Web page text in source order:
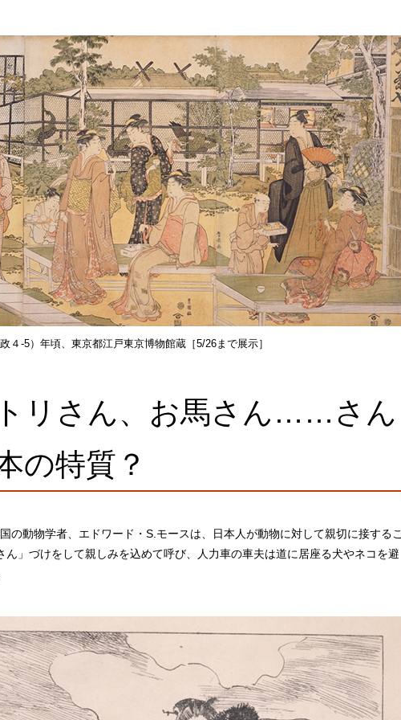
４-5）年頃、東京都江戸東京博物館蔵［5/26まで展示］
リさん、お馬さん……さん
の特質？
の動物学者、エドワード・S.モースは、日本人が動物に対して親切に接するこ
ん」づけをして親しみを込めて呼び、人力車の車夫は道に居座る犬やネコを避